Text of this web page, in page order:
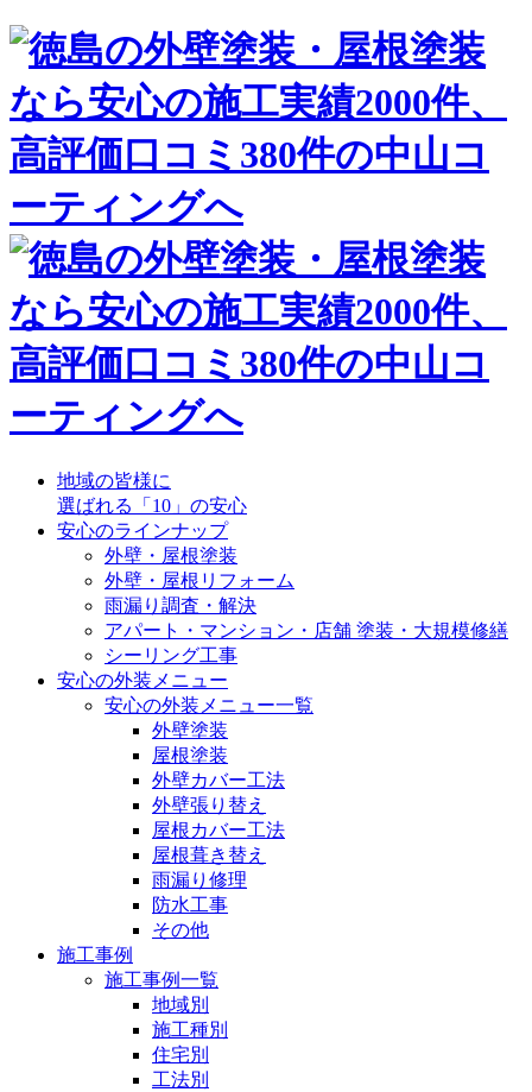
地域の皆様に
選ばれる「10」の安心
安心のラインナップ
外壁・屋根塗装
外壁・屋根リフォーム
雨漏り調査・解決
アパート・マンション・店舗 塗装・大規模修繕
シーリング工事
安心の外装メニュー
安心の外装メニュー一覧
外壁塗装
屋根塗装
外壁カバー工法
外壁張り替え
屋根カバー工法
屋根葺き替え
雨漏り修理
防水工事
その他
施工事例
施工事例一覧
地域別
施工種別
住宅別
工法別